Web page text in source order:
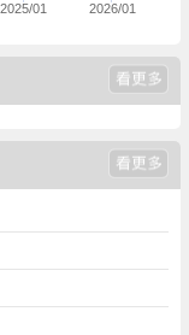
2025/01 2026/01